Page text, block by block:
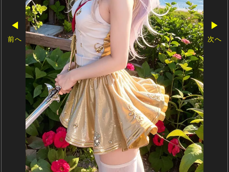
◀
前へ
▶
次へ